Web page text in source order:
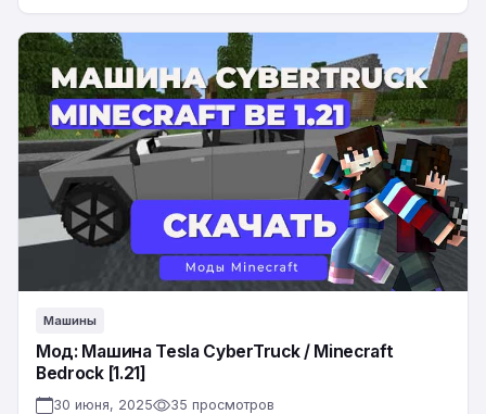
Мод:
Машина
Tesla
CyberTruck
/
Minecraft
Bedrock
[1.21]
Машины
Мод: Машина Tesla CyberTruck / Minecraft
Bedrock [1.21]
30 июня, 2025 35 просмотров